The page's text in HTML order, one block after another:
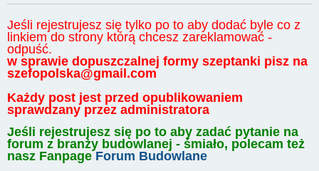
Jeśli rejestrujesz się tylko po to aby dodać byle co z
linkiem do strony którą chcesz zareklamować -
odpuść.
w sprawie dopuszczalnej formy szeptanki pisz na
szefopolska@gmail.com
Każdy post jest przed opublikowaniem
sprawdzany przez administratora
Jeśli rejestrujesz się po to aby zadać pytanie na
forum z branży budowlanej - śmiało, polecam też
nasz Fanpage Forum Budowlane